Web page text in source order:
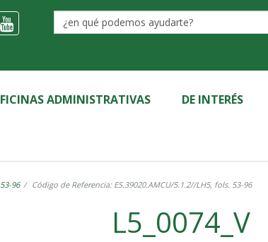
ADMINISTRATIVAS DE INTERÉS
96 Código de Referencia: ES.39020.AMCU/5.1.2//LH5, fols. 53-96
L5_0074_V